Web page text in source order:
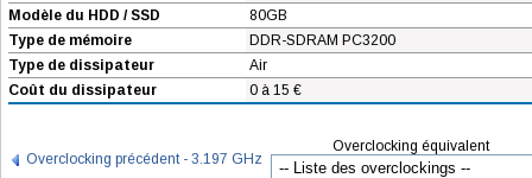
Modèle du HDD / SSD
80GB
Type de mémoire
DDR-SDRAM PC3200
Type de dissipateur
Air
Coût du dissipateur
0 à 15 €
Overclocking précédent - 3.197 GHz
Overclocking équivalent